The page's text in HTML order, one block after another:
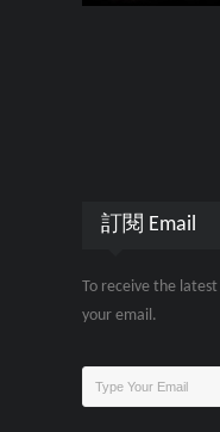
訂閱 Email
To receive the
your email.